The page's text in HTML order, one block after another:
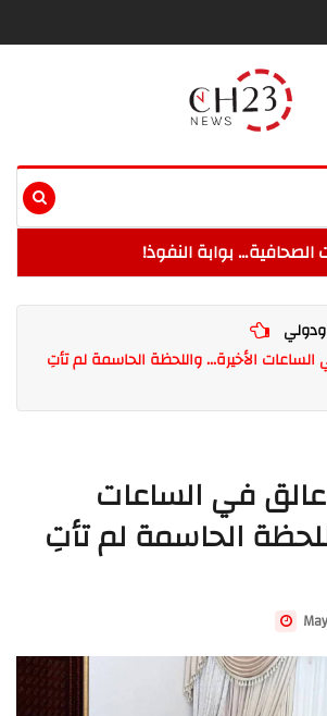
الصحافية… بوابة النفوذ!
الساعات الأخيرة... واللحظة الحاسمة لم تأتِ
عالق في الساعات
الحاسمة لم تأتِ